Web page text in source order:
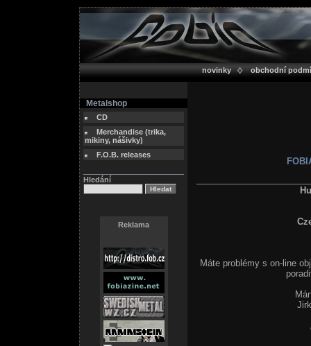
novinky obchodní
Metalshop
CD
Merchandise (trika,
mikiny, nášivky)
F.O.B. releases
Hledání
Reklama
Máte problémy s on-line